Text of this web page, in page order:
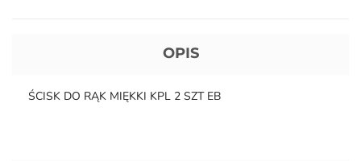
OPIS
ŚCISK DO RĄK MIĘKKI KPL 2 SZT EB